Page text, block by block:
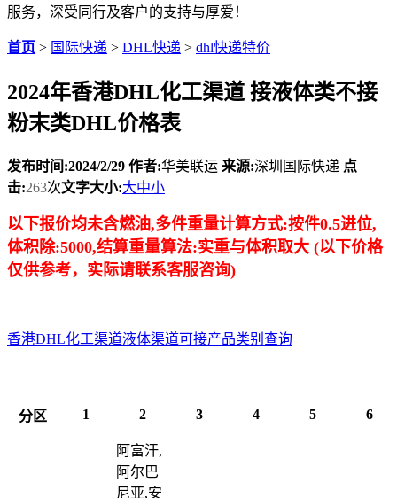
服务，深受同行及客户的支持与厚爱！
首页 > 国际快递 > DHL快递 > dhl快递特价
2024年香港DHL化工渠道 接液体类不接
粉末类DHL价格表
发布时间:2024/2/29 作者:华美联运 来源:深圳国际快递 点
击:263次文字大小:大中小
以下报价均未含燃油,多件重量计算方式:按件0.5进位,
体积除:5000,结算重量算法:实重与体积取大 (以下价格
仅供参考，实际请联系客服咨询)
香港DHL化工渠道液体渠道可接产品类别查询
分区 1 2 3 4 5 6
阿富汗,
阿尔巴
尼亚,安